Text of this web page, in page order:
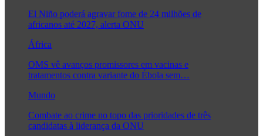
El Niño poderá agravar fome de 24 milhões de
africanos até 2027, alerta ONU
África
OMS vê avanços promissores em vacinas e
tratamentos contra variante do Ébola sem…
Mundo
Combate ao crime no topo das prioridades de três
candidatas à liderança da ONU